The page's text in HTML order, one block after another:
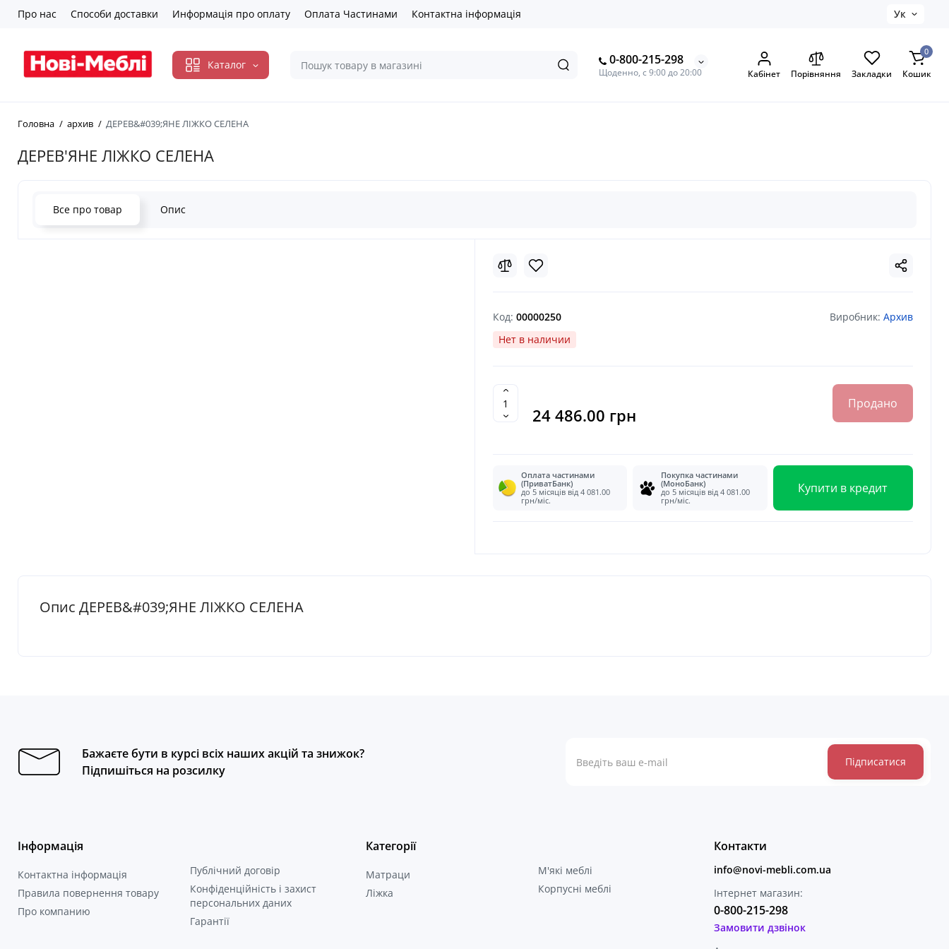
Про нас Способи доставки Информація про оплату Оплата Частинами Контактна інформація Ук
Каталог 0-800-215-298
Щоденно, с 9:00 до 20:00 Кабінет Порівняння Закладки
0
Кошик
Головна архив ДЕРЕВ&#039;ЯНЕ ЛІЖКО СЕЛЕНА
ДЕРЕВ'ЯНЕ ЛІЖКО СЕЛЕНА
Все про товар Опис
Код: 00000250 Виробник: Архив
Нет в наличии
24 486.00 грн
Продано
Оплата частинами
(ПриватБанк)
до 5 місяців від 4 081.00
грн/міс.
Покупка частинами
(МоноБанк)
до 5 місяців від 4 081.00
грн/міс.
Купити в кредит
Опис ДЕРЕВ&#039;ЯНЕ ЛІЖКО СЕЛЕНА
Бажаєте бути в курсі всіх наших акцій та знижок?
Підпишіться на розсилку
Підписатися
Інформація
Контактна інформація
Правила повернення товару
Про компанию
Публічний договір
Конфіденційність і захист
персональних даних
Гарантії
Категорії
Матраци
Ліжка
М'які меблі
Корпусні меблі
Контакти
info@novi-mebli.com.ua
Інтернет магазин:
0-800-215-298
Замовити дзвінок